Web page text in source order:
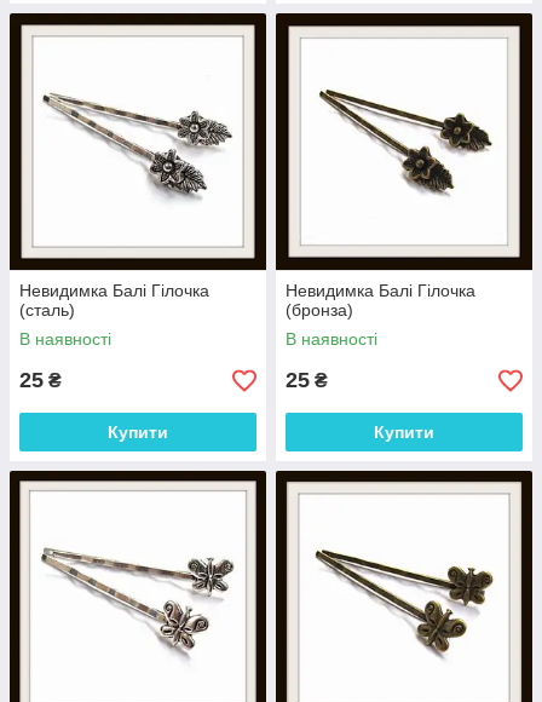
Невидимка Балі Гілочка
(сталь)
В наявності
25 ₴
Купити
Невидимка Балі Гілочка
(бронза)
В наявності
25 ₴
Купити